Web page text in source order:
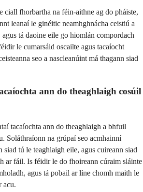
ciall fhorbartha na féin-aithne ag do pháiste,
leanaí le ginéitic neamhghnácha ceistiú a
tá daoine eile go hiomlán compordach
le cumarsáid oscailte agus tacaíocht
seo a nascleanúint má thagann siad
ann do theaghlaigh cosúil
tacaíochta ann do theaghlaigh a bhfuil
Soláthraíonn na grúpaí seo acmhainní
siad tú le teaghlaigh eile, agus cuireann siad
ar fáil. Is féidir le do fhoireann cúraim sláinte
agus tá pobail ar líne chomh maith le
acu.